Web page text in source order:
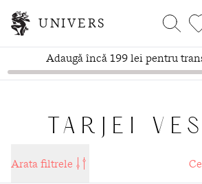
UNIVERS
Adaugă încă 199 lei pentru
TARJEI
Arata filtrele